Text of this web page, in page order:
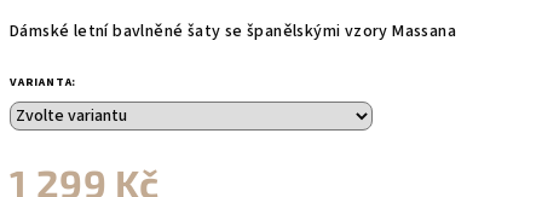
Dámské letní bavlněné šaty se španělskými vzory Massana
VARIANTA:
1 299 Kč